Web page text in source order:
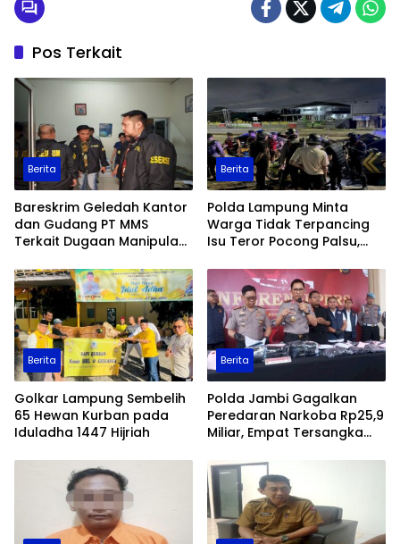
Pos Terkait
Berita
Bareskrim Geledah Kantor
dan Gudang PT MMS
Terkait Dugaan Manipulasi
Berita
Polda Lampung Minta
Warga Tidak Terpancing
Isu Teror Pocong Palsu,
Ditingkatkan
Berita
Golkar Lampung Sembelih
65 Hewan Kurban pada
Iduladha 1447 Hijriah
Berita
Polda Jambi Gagalkan
Peredaran Narkoba Rp25,9
Miliar, Empat Tersangka